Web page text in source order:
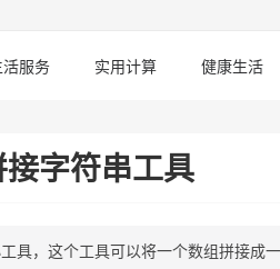
活服务 实用计算 健康生活
字符串工具
具，这个工具可以将一个数组拼接成